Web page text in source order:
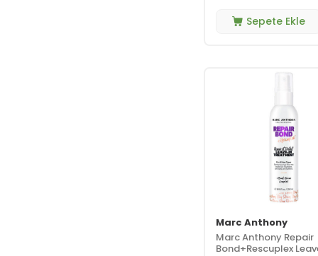
Sepete Ekle
Marc Anthony
Marc Anthony Repair
Bond+Rescuplex